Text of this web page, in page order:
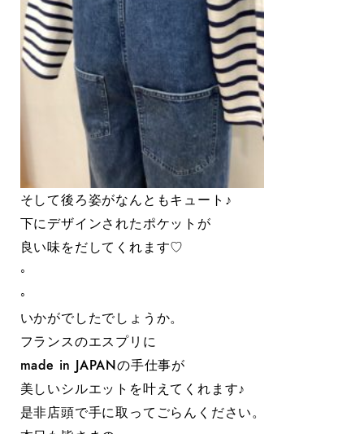
そして後ろ姿がなんともキュート♪
下にデザインされたポケットが
良い味をだしてくれます♡
◦
◦
いかがでしたでしょうか。
フランスのエスプリに
made in JAPANの手仕事が
美しいシルエットを叶えてくれます♪
是非店頭で手に取ってごらんください。